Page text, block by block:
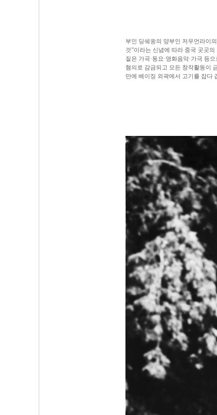
부인 딩쉐쑹의 양부인 저우언라이
것”이라는 신념에 따라 중국 곳곳
짙은 가곡·동요·영화음악·가극 등
혐의로 감금되고 모든 창작활동이
만에 베이징 외곽에서 고기를 잡다